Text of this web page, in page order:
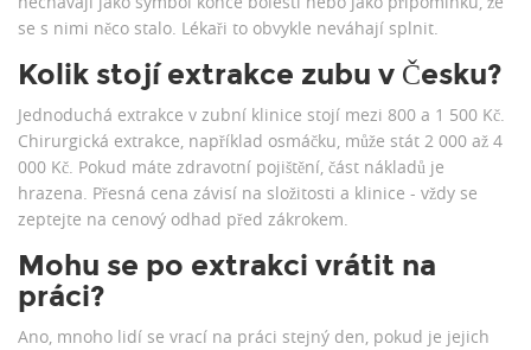
se s nimi něco stalo. Lékaři to obvykle neváhají splnit.
Kolik stojí extrakce zubu v Česku?
Jednoduchá extrakce v zubní klinice stojí mezi 800 a 1 500 Kč.
Chirurgická extrakce, například osmáčku, může stát 2 000 až 4
000 Kč. Pokud máte zdravotní pojištění, část nákladů je
hrazena. Přesná cena závisí na složitosti a klinice - vždy se
zeptejte na cenový odhad před zákrokem.
Mohu se po extrakci vrátit na
práci?
Ano, mnoho lidí se vrací na práci stejný den, pokud je jejich